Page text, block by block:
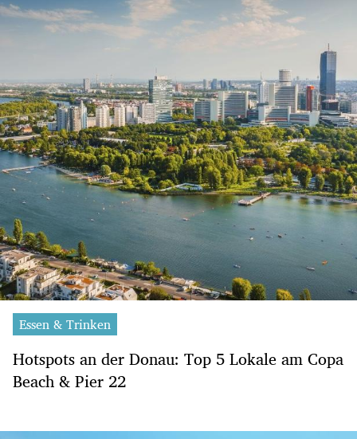
Essen & Trinken
Hotspots an der Donau: Top 5 Lokale am Copa
Beach & Pier 22